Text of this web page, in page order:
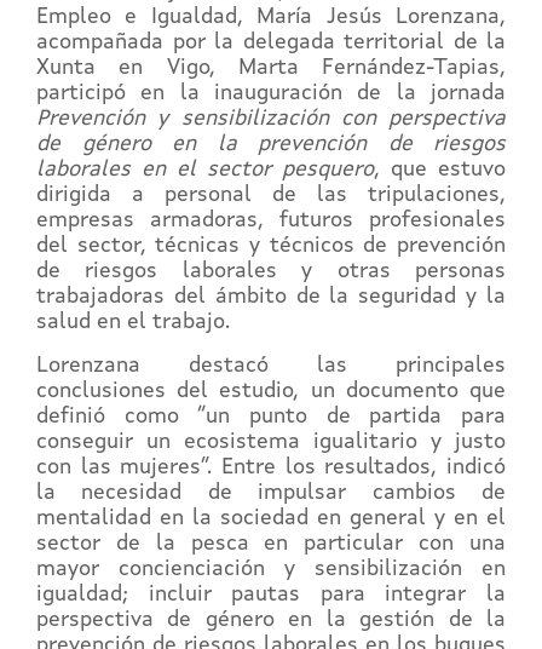
Empleo e Igualdad, María Jesús Lorenzana,
acompañada por la delegada territorial de la
Xunta en Vigo, Marta Fernández-Tapias,
participó en la inauguración de la jornada
Prevención y sensibilización con perspectiva
de género en la prevención de riesgos
laborales en el sector pesquero, que estuvo
dirigida a personal de las tripulaciones,
empresas armadoras, futuros profesionales
del sector, técnicas y técnicos de prevención
de riesgos laborales y otras personas
trabajadoras del ámbito de la seguridad y la
salud en el trabajo.
Lorenzana destacó las principales
conclusiones del estudio, un documento que
definió como “un punto de partida para
conseguir un ecosistema igualitario y justo
con las mujeres”. Entre los resultados, indicó
la necesidad de impulsar cambios de
mentalidad en la sociedad en general y en el
sector de la pesca en particular con una
mayor concienciación y sensibilización en
igualdad; incluir pautas para integrar la
perspectiva de género en la gestión de la